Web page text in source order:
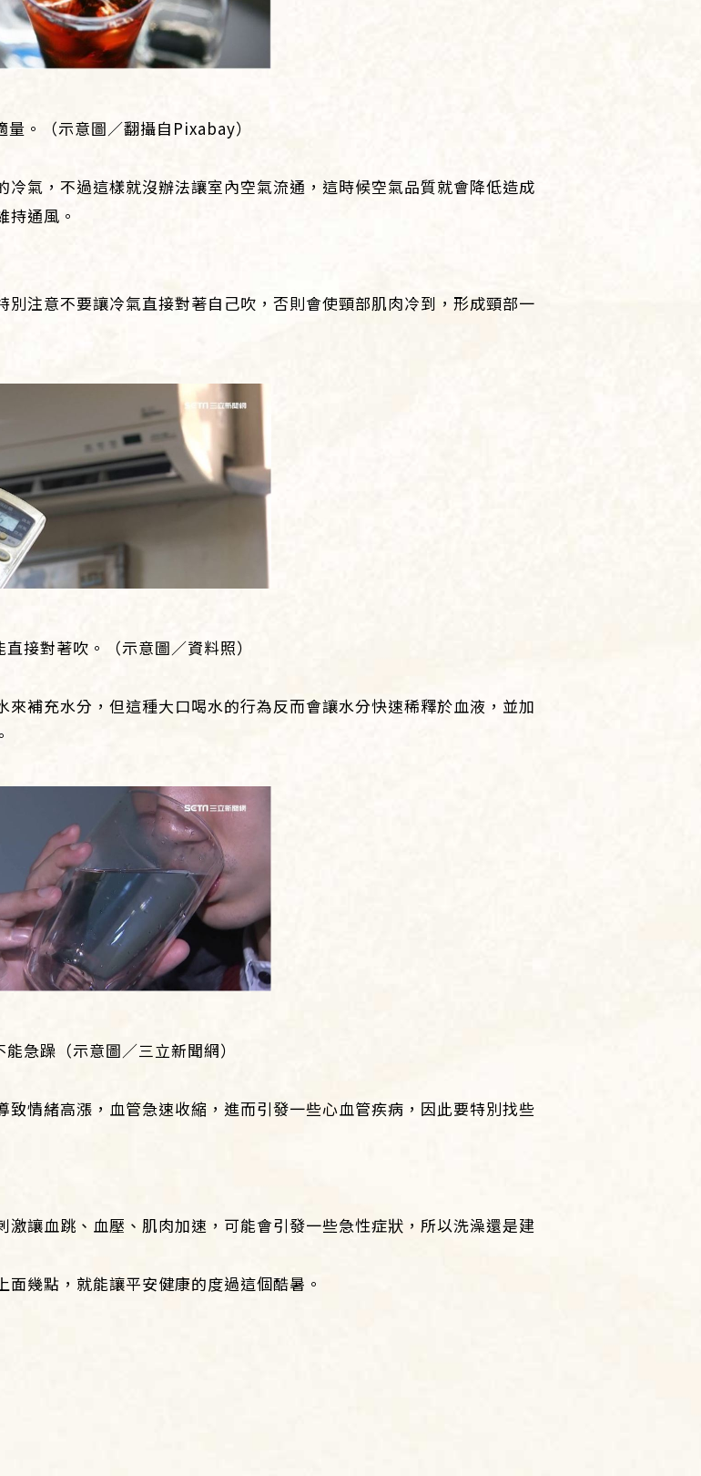
。（示意圖／翻攝自Pixabay）
氣，不過這樣就沒辦法讓室內空氣流通，這時候空氣品質就會降低造成
持通風。
注意不要讓冷氣直接對著自己吹，否則會使頸部肌肉冷到，形成頸部一
接對著吹。（示意圖／資料照）
補充水分，但這種大口喝水的行為反而會讓水分快速稀釋於血液，並加
急躁（示意圖／三立新聞網）
情緒高漲，血管急速收縮，進而引發一些心血管疾病，因此要特別找些
讓血跳、血壓、肌肉加速，可能會引發一些急性症狀，所以洗澡還是建
幾點，就能讓平安健康的度過這個酷暑。